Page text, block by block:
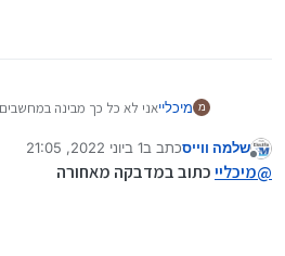
מ מיכלייאני לא כל כך מבינה
מנותק
שלמה ווייסכתב ב1 ביוני 2022, 21:05
נערך לאחרונה על ידי
@מיכלייכתוב במדבקה מאחורה